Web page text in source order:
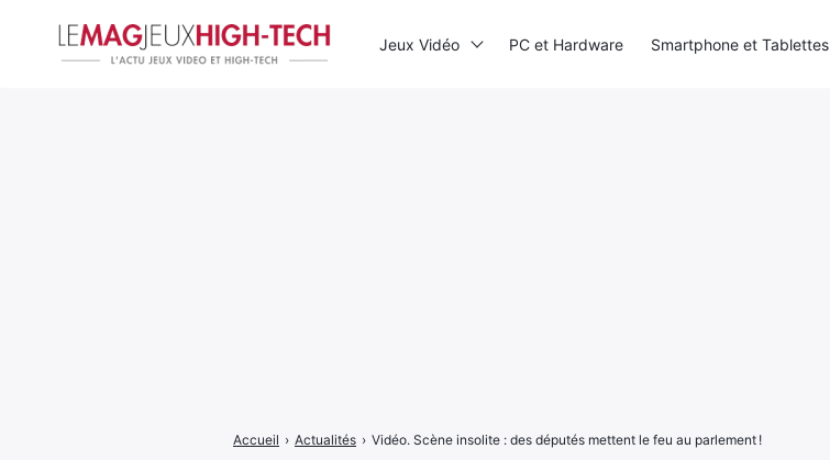
Accueil › Actualités › Vidéo. Scène insolite : des députés mettent le feu au parlement !
Jeux Vidéo PC et Hardware Smartphone et Tablettes